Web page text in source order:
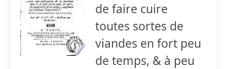
de faire cuire
toutes sortes de
viandes en fort peu
de temps, & à peu